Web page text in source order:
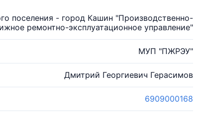
поселения - город Кашин "Производственно-
ремонтно-эксплуатационное управление"
МУП "ПЖРЭУ"
Дмитрий Георгиевич Герасимов
6909000168